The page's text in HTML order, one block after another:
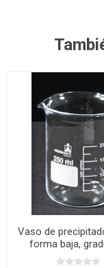
Vaso de
forma baja,
Normax